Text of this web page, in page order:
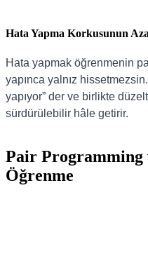
Hata Yapma Korkusunun
Hata yapmak öğrenmenin
yapınca yalnız
yapıyor” der ve birlikte
sürdürülebilir hâle getirir.
Pair Programming
Öğrenme